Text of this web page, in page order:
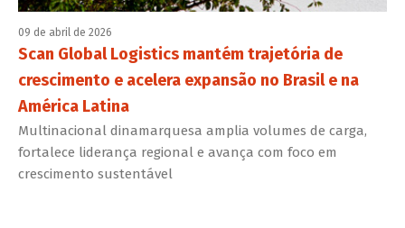
09 de abril de 2026
Scan Global Logistics mantém trajetória de
crescimento e acelera expansão no Brasil e na
América Latina
Multinacional dinamarquesa amplia volumes de carga,
fortalece liderança regional e avança com foco em
crescimento sustentável